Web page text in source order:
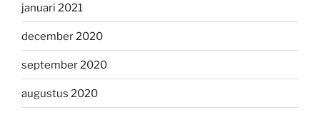
januari 2021
december 2020
september 2020
augustus 2020